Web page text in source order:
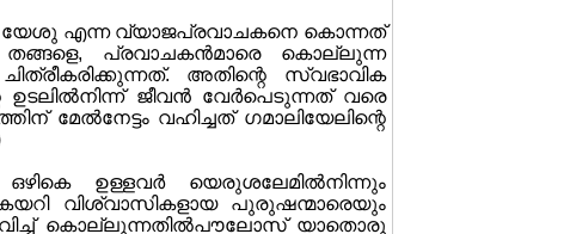
യേശു എന്ന വ്യാജപ്രവാചകനെ കൊന്നത്
തങ്ങളെ, പ്രവാചകന്‍മാരെ കൊല്ലുന്ന
അതിന്റെ സ്വഭാവിക
ഉടലില്‍നിന്ന് ജീവന്‍ വേര്‍പെടുന്നത് വരെ
വഹിച്ചത് ഗമാലിയേലിന്റെ
ഉള്ളവര്‍ യെരുശലേമില്‍നിന്നും
കയറി വിശ്വാസികളായ പുരുഷന്മാരെയും
കൊല്ലുന്നതില്‍പൗലോസ് യാതൊരു